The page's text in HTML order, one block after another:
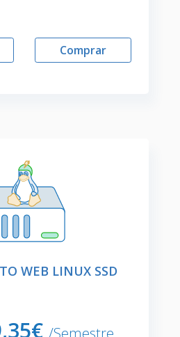
Comprar
WEB LINUX SSD
35€ /Semestre